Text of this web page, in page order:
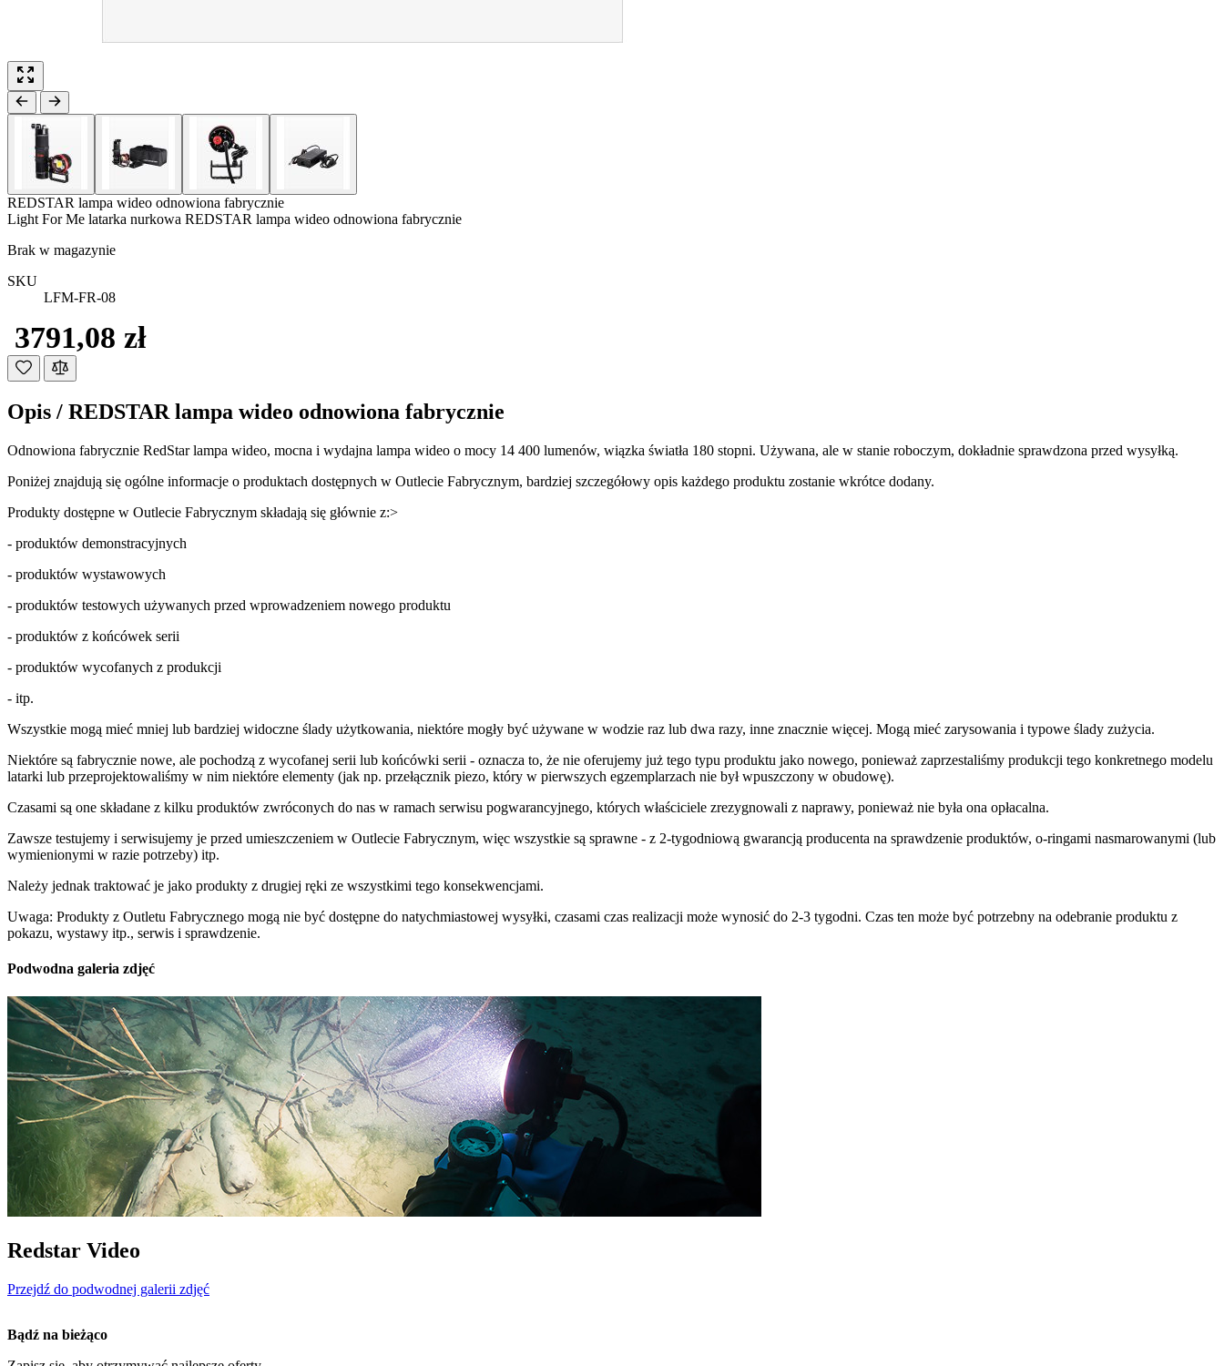
REDSTAR lampa wideo odnowiona fabrycznie
Light For Me latarka nurkowa REDSTAR lampa wideo odnowiona fabrycznie
Brak w magazynie
SKU
LFM-FR-08
3791,08 zł
Opis / REDSTAR lampa wideo odnowiona fabrycznie
Odnowiona fabrycznie RedStar lampa wideo, mocna i wydajna lampa wideo o mocy 14 400 lumenów, wiązka światła 180 stopni. Używana, ale w stanie roboczym, dokładnie sprawdzona przed wysyłką.
Poniżej znajdują się ogólne informacje o produktach dostępnych w Outlecie Fabrycznym, bardziej szczegółowy opis każdego produktu zostanie wkrótce dodany.
Produkty dostępne w Outlecie Fabrycznym składają się głównie z:>
- produktów demonstracyjnych
- produktów wystawowych
- produktów testowych używanych przed wprowadzeniem nowego produktu
- produktów z końcówek serii
- produktów wycofanych z produkcji
- itp.
Wszystkie mogą mieć mniej lub bardziej widoczne ślady użytkowania, niektóre mogły być używane w wodzie raz lub dwa razy, inne znacznie więcej. Mogą mieć zarysowania i typowe ślady zużycia.
Niektóre są fabrycznie nowe, ale pochodzą z wycofanej serii lub końcówki serii - oznacza to, że nie oferujemy już tego typu produktu jako nowego, ponieważ zaprzestaliśmy produkcji tego konkretnego modelu
latarki lub przeprojektowaliśmy w nim niektóre elementy (jak np. przełącznik piezo, który w pierwszych egzemplarzach nie był wpuszczony w obudowę).
Czasami są one składane z kilku produktów zwróconych do nas w ramach serwisu pogwarancyjnego, których właściciele zrezygnowali z naprawy, ponieważ nie była ona opłacalna.
Zawsze testujemy i serwisujemy je przed umieszczeniem w Outlecie Fabrycznym, więc wszystkie są sprawne - z 2-tygodniową gwarancją producenta na sprawdzenie produktów, o-ringami nasmarowanymi (lub
wymienionymi w razie potrzeby) itp.
Należy jednak traktować je jako produkty z drugiej ręki ze wszystkimi tego konsekwencjami.
Uwaga: Produkty z Outletu Fabrycznego mogą nie być dostępne do natychmiastowej wysyłki, czasami czas realizacji może wynosić do 2-3 tygodni. Czas ten może być potrzebny na odebranie produktu z
pokazu, wystawy itp., serwis i sprawdzenie.
Podwodna galeria zdjęć
Redstar Video
Przejdź do podwodnej galerii zdjęć
Bądź na bieżąco